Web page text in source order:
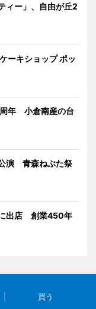
ィー」、自由が丘2
ーキショップ ポッ
年 小倉南産の台
演 青森ねぶた祭
に出店 創業450年
買う